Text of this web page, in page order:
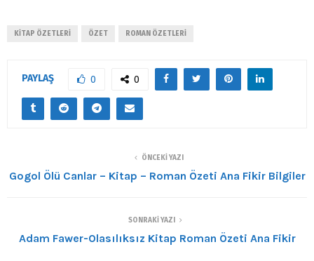
KITAP ÖZETLERI ÖZET ROMAN ÖZETLERI
PAYLAŞ 0 0
ÖNCEKI YAZI
Gogol Ölü Canlar – Kitap – Roman Özeti Ana Fikir Bilgiler
SONRAKI YAZI
Adam Fawer-Olasılıksız Kitap Roman Özeti Ana Fikir